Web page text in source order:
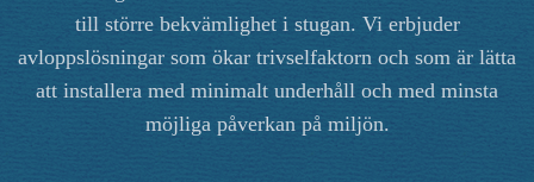
till större bekvämlighet i stugan. Vi erbjuder
avloppslösningar som ökar trivselfaktorn och som är lätta
att installera med minimalt underhåll och med minsta
möjliga påverkan på miljön.